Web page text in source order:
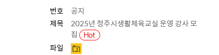
번호
공지
제목
2025년 청주시생활체육교실 운영 강사 모
집
파일